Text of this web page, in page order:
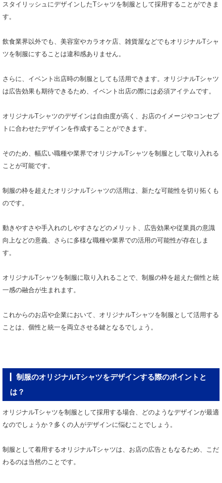
スタイリッシュにデザインしたTシャツを制服として採用することができま
す。
飲食業界以外でも、美容室やカラオケ店、雑貨屋などでもオリジナルTシャ
ツを制服にすることは違和感ありません。
さらに、イベント出店時の制服としても活用できます。オリジナルTシャツ
は広告効果も期待できるため、イベント出店の際には必須アイテムです。
オリジナルTシャツのデザインは自由度が高く、お店のイメージやコンセプ
トに合わせたデザインを作成することができます。
そのため、幅広い職種や業界でオリジナルTシャツを制服として取り入れる
ことが可能です。
制服の枠を超えたオリジナルTシャツの活用は、新たな可能性を切り拓くも
のです。
動きやすさや手入れのしやすさなどのメリット、広告効果や従業員の意識
向上などの意義、さらに多様な職種や業界での活用の可能性が存在しま
す。
オリジナルTシャツを制服に取り入れることで、制服の枠を超えた個性と統
一感の融合が生まれます。
これからのお店や企業において、オリジナルTシャツを制服として活用する
ことは、個性と統一を両立させる鍵となるでしょう。
制服のオリジナルTシャツをデザインする際のポイントと
は？
オリジナルTシャツを制服として採用する場合、どのようなデザインが最適
なのでしょうか？多くの人がデザインに悩むことでしょう。
制服として着用するオリジナルTシャツは、お店の広告ともなるため、こだ
わるのは当然のことです。